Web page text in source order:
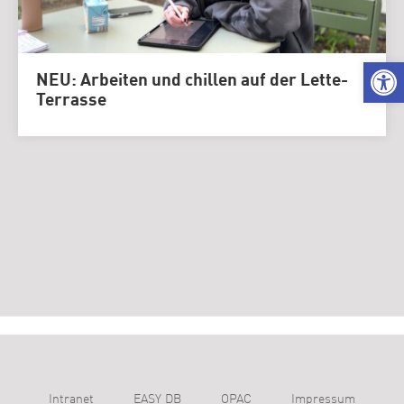
NEU: Arbeiten und chillen auf der Lette-
Terrasse
Intranet EASY DB OPAC Impressum